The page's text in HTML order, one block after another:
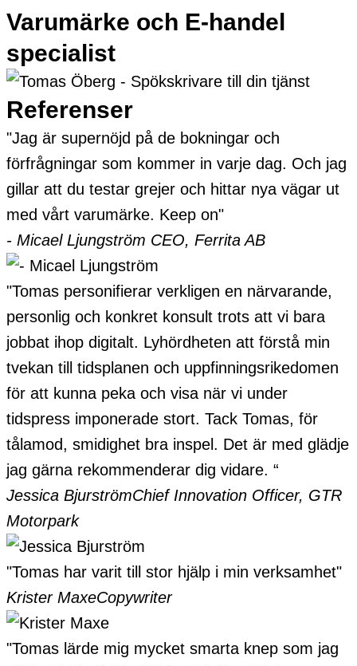
Varumärke och E-handel
specialist
Referenser
"Jag är supernöjd på de bokningar och
förfrågningar som kommer in varje dag. Och jag
gillar att du testar grejer och hittar nya vägar ut
med vårt varumärke. Keep on"
- Micael Ljungström CEO, Ferrita AB
"Tomas personifierar verkligen en närvarande,
personlig och konkret konsult trots att vi bara
jobbat ihop digitalt. Lyhördheten att förstå min
tvekan till tidsplanen och uppfinningsrikedomen
för att kunna peka och visa när vi under
tidspress imponerade stort. Tack Tomas, för
tålamod, smidighet bra inspel. Det är med glädje
jag gärna rekommenderar dig vidare. “
Jessica BjurströmChief Innovation Officer, GTR
Motorpark
"Tomas har varit till stor hjälp i min verksamhet"
Krister MaxeCopywriter
"Tomas lärde mig mycket smarta knep som jag